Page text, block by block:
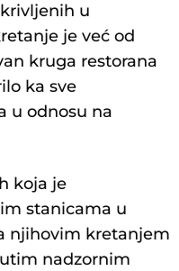
u
je već od
kruga restorana
ka sve
u odnosu na
koja je
stanicama u
njihovim kretanjem
nadzornim